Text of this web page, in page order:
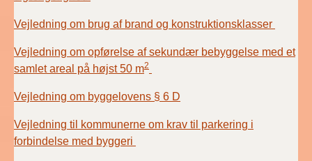
2022)
BR18 (29/6 - 31/12
2021)
BR18 (1/1-29/6
Vejledning om brug af brand og konstruktionsklasser
Vejledning om opførelse af sekundær bebyggelse med et
samlet areal på højst 50 m2
Vejledning om byggelovens § 6 D
Vejledning til kommunerne om krav til parkering i
forbindelse med byggeri